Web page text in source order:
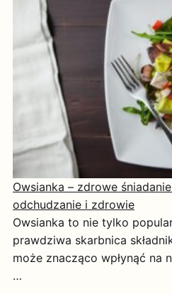
Owsianka – zdrowe
odchudzanie i zdrowie
Owsianka to nie tylko
prawdziwa skarbnica
może znacząco wpłynąć na
…